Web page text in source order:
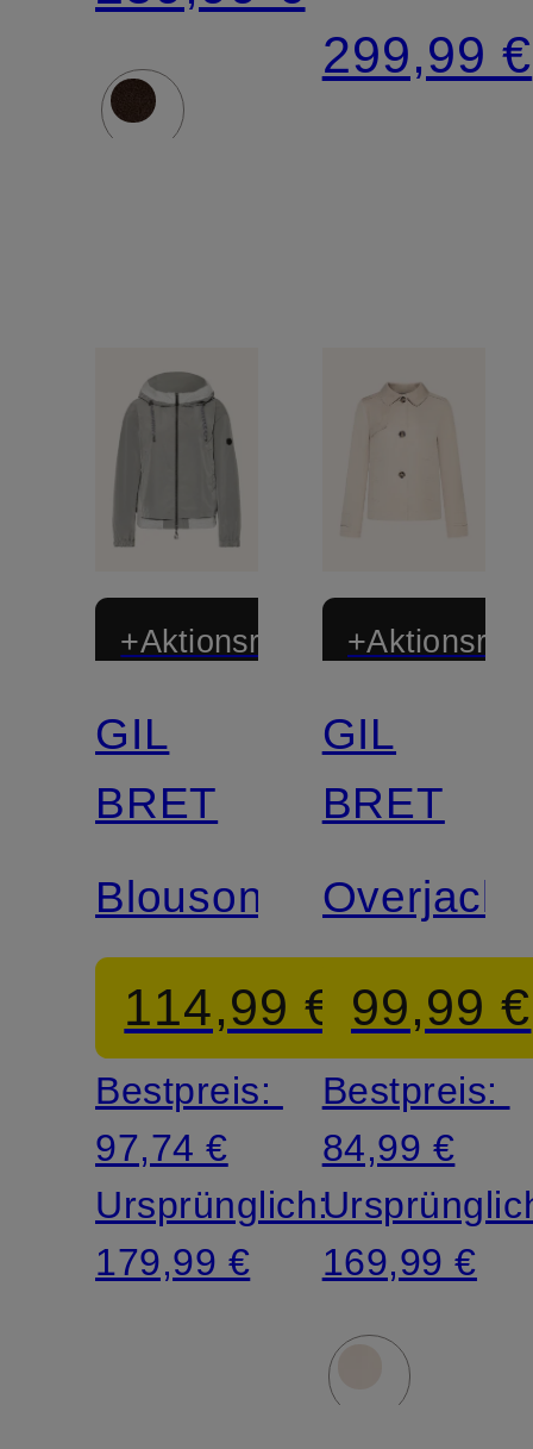
Blende
299,99 €
+Aktionsrabatt
GIL
BRET
Blouson
114,99 €
Bestpreis:
97,74 €
Ursprünglich:
179,99 €
GIL
BRET
99,99 €
Bestpreis:
84,99 €
169,99 €